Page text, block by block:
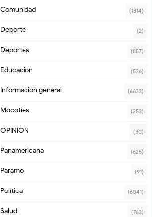
Comunidad (1314)
Deporte (2)
Deportes (857)
Educación (526)
Información general (6633)
Mocoties (253)
OPINION (30)
Panamericana (625)
Paramo (91)
Política (6041)
Salud (763)